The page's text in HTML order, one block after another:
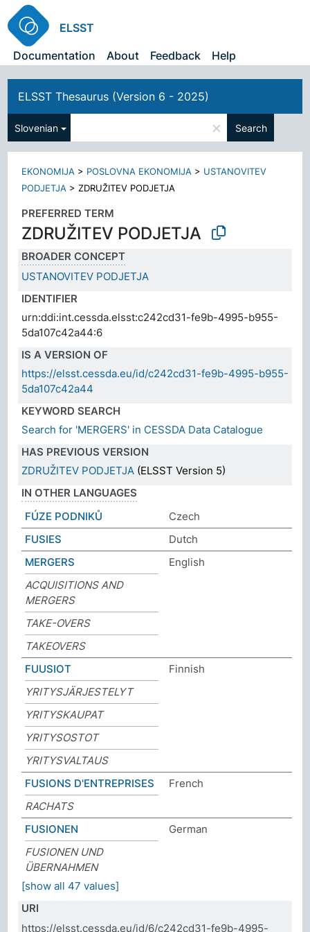
ELSST
Documentation
About Feedback Help
ELSST Thesaurus (Version 6 - 2025)
Slovenian × Search
EKONOMIJA > POSLOVNA EKONOMIJA > USTANOVITEV
PODJETJA >ZDRUŽITEV PODJETJA
PREFERRED TERM
ZDRUŽITEV PODJETJA
BROADER CONCEPT
USTANOVITEV PODJETJA
IDENTIFIER
urn:ddi:int.cessda.elsst:c242cd31-fe9b-4995-b955-
5da107c42a44:6
IS A VERSION OF
https://elsst.cessda.eu/id/c242cd31-fe9b-4995-b955-
5da107c42a44
KEYWORD SEARCH
Search for 'MERGERS' in CESSDA Data Catalogue
HAS PREVIOUS VERSION
ZDRUŽITEV PODJETJA (ELSST Version 5)
IN OTHER LANGUAGES
FÚZE PODNIKŮ
Czech
FUSIES
Dutch
MERGERS
English
ACQUISITIONS AND
MERGERS
TAKE-OVERS
TAKEOVERS
FUUSIOT
Finnish
YRITYSJÄRJESTELYT
YRITYSKAUPAT
YRITYSOSTOT
YRITYSVALTAUS
FUSIONS D'ENTREPRISES
French
RACHATS
FUSIONEN
German
FUSIONEN UND
ÜBERNAHMEN
[show all 47 values]
URI
https://elsst.cessda.eu/id/6/c242cd31-fe9b-4995-